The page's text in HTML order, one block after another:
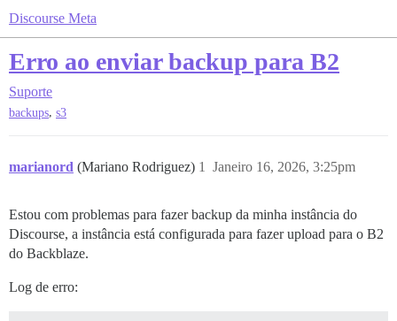
Discourse Meta
Erro ao enviar backup para B2
Suporte
backups, s3
marianord (Mariano Rodriguez) Janeiro 16, 2026, 3:25pm
1
Estou com problemas para fazer backup da minha instância do
Discourse, a instância está configurada para fazer upload para o B2
do Backblaze.
Log de erro: